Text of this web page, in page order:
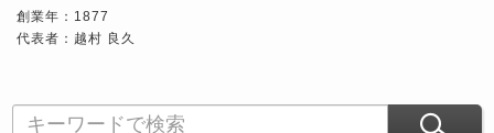
創業年：1877
代表者：越村 良久